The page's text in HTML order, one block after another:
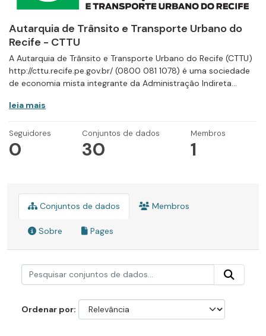
Autarquia de Trânsito e Transporte Urbano do
Recife - CTTU
A Autarquia de Trânsito e Transporte Urbano do Recife (CTTU)
http://cttu.recife.pe.gov.br/ (0800 081 1078) é uma sociedade
de economia mista integrante da Administração Indireta...
leia mais
Seguidores
0
Conjuntos de dados
30
Membros
1
Conjuntos de dados Membros
Sobre Pages
Ordenar por